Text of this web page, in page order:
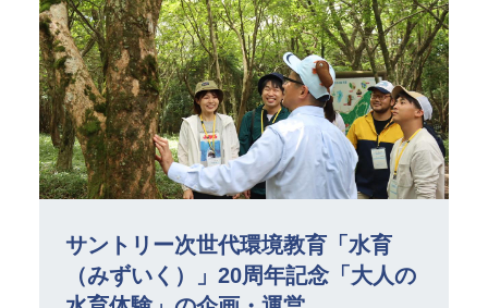
サントリー次世代環境教育「水育
（みずいく）」20周年記念「大人の